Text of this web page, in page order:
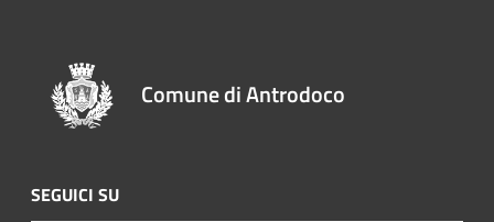
Comune di Antrodoco
SEGUICI SU